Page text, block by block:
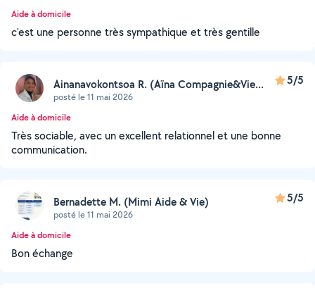
Aide à domicile
c'est une personne très sympathique et très gentille
Ainanavokontsoa R. (Aïna Compagnie&Vie...
posté le 11 mai 2026
5/5
Aide à domicile
Très sociable, avec un excellent relationnel et une bonne
communication.
Bernadette M. (Mimi Aide & Vie)
posté le 11 mai 2026
5/5
Aide à domicile
Bon échange